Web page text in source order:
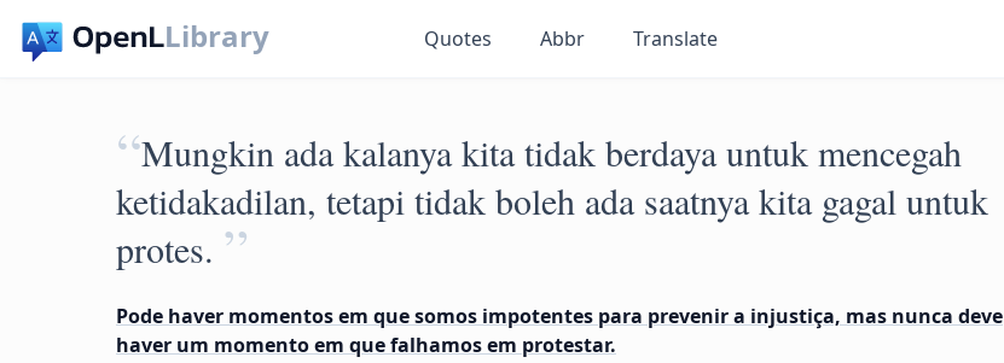
Library Quotes Abbr Translate
“Mungkin ada kalanya kita tidak berdaya untuk mencegah
ketidakadilan, tetapi tidak boleh ada saatnya kita gagal untuk
protes. ”
Pode haver momentos em que somos impotentes para prevenir a injustiça, mas nunca deve
haver um momento em que falhamos em protestar.